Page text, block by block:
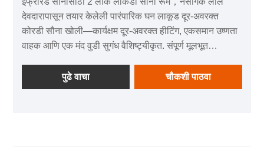
देवदारापासून तयार केलेली पारंपारिक घन लाकूड दूर-अवरक्त
कोरडी सौना खोली—कार्यक्षम दूर-अवरक्त हीटिंग, एकसमान उष्णता
वाहक आणि एक मंद वुडी सुगंध वैशिष्ट्यीकृत. संपूर्ण मूलभूत
चार-स्टेज गुणवत्ता तपासणीसह, ते पर्यावरणास अनुकूल, टिकाऊ
आणि घरे, हॉटेल्स आणि अपार्टमेंटसाठी योग्य आहे. 1-वर्षाची वॉरंटी
पुढे वाचा चौकशी पाठवा